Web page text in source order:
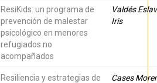
Argente,
José
ResiKids: un programa de
prevención de malestar
psicológico en menores
refugiados no
acompañados
Valdés
Iris
Resiliencia y estrategias de
Cases